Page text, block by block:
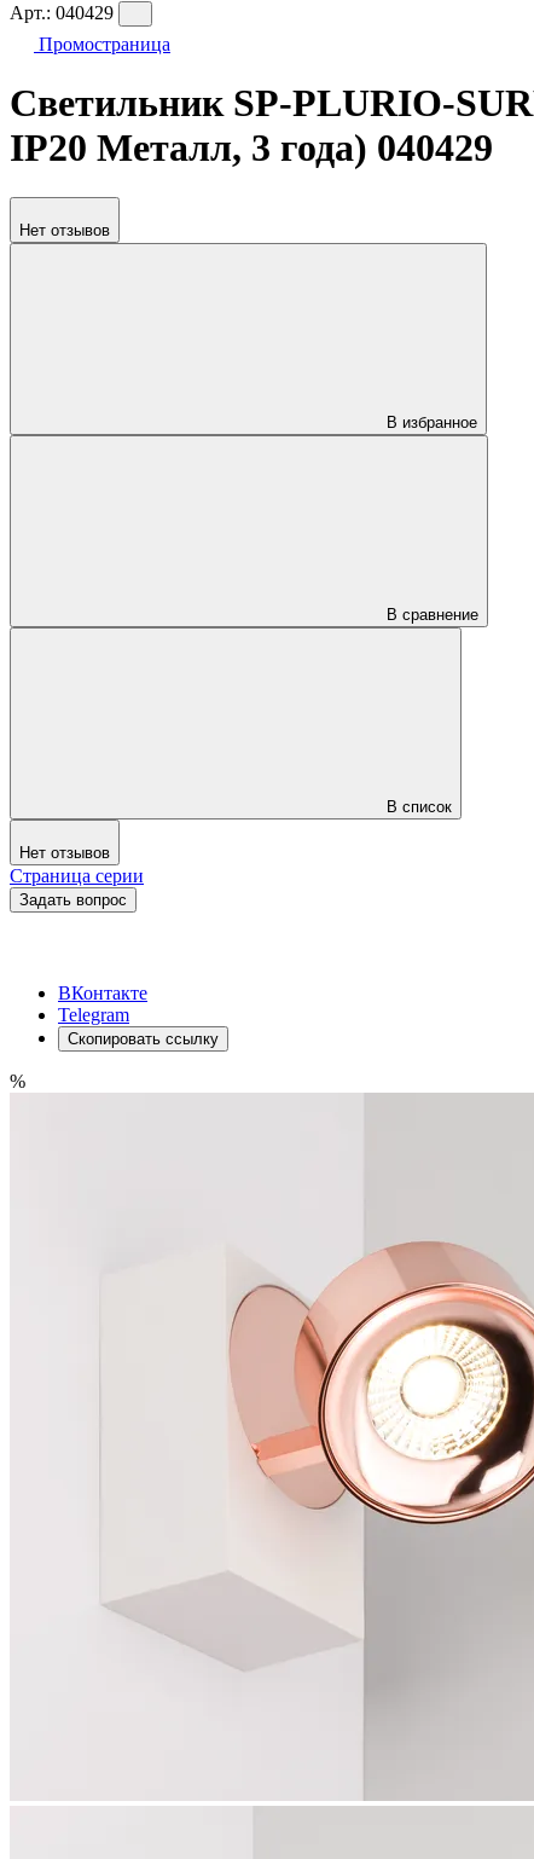
Арт.: 040429
Промостраница
Светильник SP-PLURIO-
IP20 Металл, 3 года) 040429
Нет отзывов
В избранное
В сравнение
В список
Нет отзывов
Страница серии
Задать вопрос
ВКонтакте
Telegram
Скопировать ссылку
%